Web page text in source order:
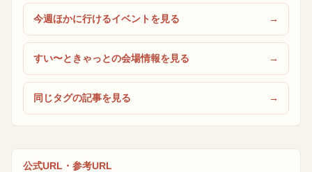
今週ほかに行けるイベントを見る
すい〜ときゃっとの会場情報を見る
同じタグの記事を見る
公式URL・参考URL